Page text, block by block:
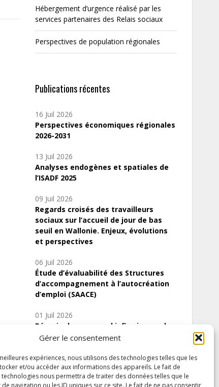
Gérer le consentement
expériences, nous utilisons des technologies telles que les
et/ou accéder aux informations des appareils. Le fait de
technologies nous permettra de traiter des données telles que le
navigation ou les ID uniques sur ce site. Le fait de ne pas consentir
Hébergement d’urgence réalisé par les
services partenaires des Relais sociaux
Perspectives de population régionales
Publications récentes
16 Juil 2026
Perspectives économiques régionales
2026-2031
13 Juil 2026
Analyses endogènes et spatiales de
l’ISADF 2025
09 Juil 2026
Regards croisés des travailleurs
sociaux sur l’accueil de jour de bas
seuil en Wallonie. Enjeux, évolutions
et perspectives
06 Juil 2026
Étude d’évaluabilité des Structures
d’accompagnement à l’autocréation
d’emploi (SAACE)
01 Juil 2026
Pénurie du personnel infirmier :quels
indicateurs d’offre de soins pour